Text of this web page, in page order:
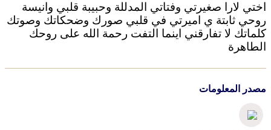
اختي لارا صغيرتي وفتاتي المدللة وحبيبة قلبي وانيسة
روحي ثابتة ي اميرتي في قلبي صورك وضحكاتك وصوتك
كلماتك لا تفارقني اينما التفت رحمة الله على روحك
الطاهرة
مصدر المعلومات